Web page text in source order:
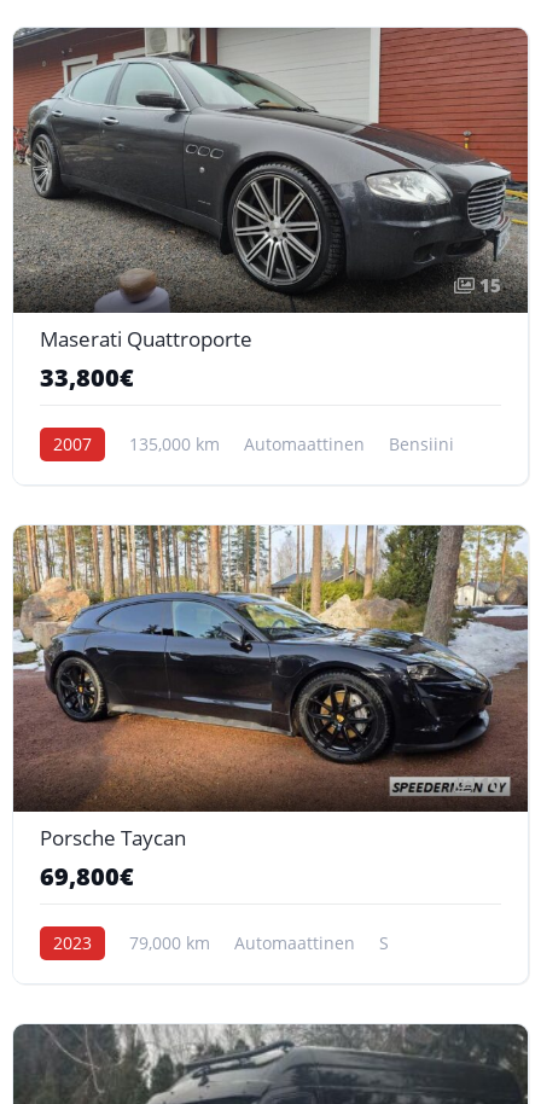
15
Maserati Quattroporte
33,800€
2007 135,000 km Automaattinen Bensiini
10
Porsche Taycan
69,800€
2023 79,000 km Automaattinen S